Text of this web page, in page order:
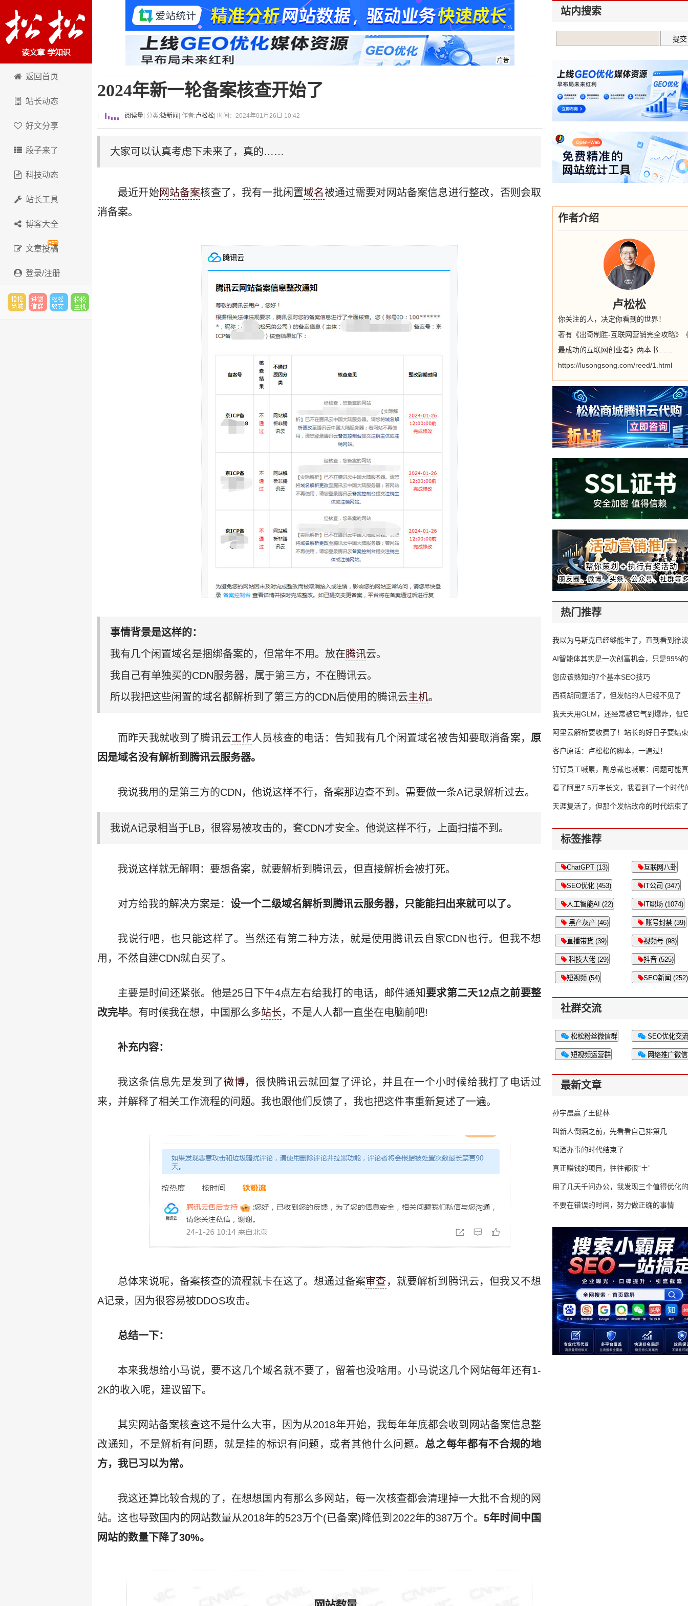
卢松松博客
返回首页
站长动态
好文分享
段子来了
科技动态
站长工具
博客大全
文章投稿
登录/注册
2024年新一轮备案核查开始了
阅读量 | 分类:微新闻 | 作者:卢松松 | 时间：2024年01月26日 10:42
大家可以认真考虑下未来了，真的……
最近开始网站备案核查了，我有一批闲置域名被通过需要对网站备案信息进行整改，否则会取
消备案。
事情背景是这样的：
我有几个闲置域名是捆绑备案的，但常年不用。放在腾讯云。
我自己有单独买的CDN服务器，属于第三方，不在腾讯云。
所以我把这些闲置的域名都解析到了第三方的CDN后使用的腾讯云主机。
而昨天我就收到了腾讯云工作人员核查的电话：告知我有几个闲置域名被告知要取消备案， 原
因是域名没有解析到腾讯云服务器。
我说我用的是第三方的CDN，他说这样不行，备案那边查不到。需要做一条A记录解析过去。
我说A记录相当于LB，很容易被攻击的，套CDN才安全。他说这样不行，上面扫描不到。
我说这样就无解啊：要想备案，就要解析到腾讯云，但直接解析会被打死。
对方给我的解决方案是： 设一个二级域名解析到腾讯云服务器，只能能扫出来就可以了。
我说行吧，也只能这样了。当然还有第二种方法，就是使用腾讯云自家CDN也行。但我不想
用，不然自建CDN就白买了。
主要是时间还紧张。他是25日下午4点左右给我打的电话，邮件通知要求第二天12点之前要整
改完毕。有时候我在想，中国那么多站长，不是人人都一直坐在电脑前吧!
补充内容：
我这条信息先是发到了微博，很快腾讯云就回复了评论，并且在一个小时候给我打了电话过
来，并解释了相关工作流程的问题。我也跟他们反馈了，我也把这件事重新复述了一遍。
总体来说呢，备案核查的流程就卡在这了。想通过备案审查 ，就要解析到腾讯云，但我又不想
A记录，因为很容易被DDOS攻击。
总结一下：
本来我想给小马说，要不这几个域名就不要了，留着也没啥用。小马说这几个网站每年还有1-
2K的收入呢，建议留下。
其实网站备案核查这不是什么大事，因为从2018年开始，我每年年底都会收到网站备案信息整
改通知，不是解析有问题，就是挂的标识有问题，或者其他什么问题。 总之每年都有不合规的地
方，我已习以为常。
我这还算比较合规的了，在想想国内有那么多网站，每一次核查都会清理掉一大批不合规的网
站。这也导致国内的网站数量从2018年的523万个(已备案)降低到2022年的387万个。 5年时间中国
网站的数量下降了30%。
站内搜索
作者介绍
卢松松
你关注的人，决定你看到的世界！
著有《出奇制胜-互联网营销完全攻略》
最成功的互联网创业者》两本书……
https://lusongsong.com/reed/1.html
热门推荐
我以为马斯克已经够能生了，直到看到
AI智能体其实是一次创富机会，只是99%
错过了
您应该熟知的7个基本SEO技巧
西祠胡同复活了，但发帖的人已经不见了
我天天用GLM，还经常被它气到爆炸，但
16万亿
阿里云解析要收费了！站长的好日子要结
客户原话：卢松松的脚本，一遍过！
钉钉员工喊累，副总裁也喊累：问题可能
了
看了阿里7.5万字长文，我看到了一个时代
天涯复活了，但那个发帖改命的时代结束了
标签推荐
ChatGPT (13) 互联网八卦
SEO优化 (453) IT公司 (347)
人工智能AI (22) IT职场 (1074)
黑产灰产 (46) 账号封禁 (39)
直播带货 (39) 视频号 (98)
科技大佬 (29) 抖音 (525)
短视频 (54) SEO新闻 (252)
社群交流
松松粉丝微信群 SEO优化交
短视频运营群 网络推广微
最新文章
孙宇晨赢了王健林
叫新人倒酒之前，先看看自己排第几
喝酒办事的时代结束了
真正赚钱的项目，往往都很“土”
用了几天千问办公，我发现三个值得优化
不要在错误的时间，努力做正确的事情